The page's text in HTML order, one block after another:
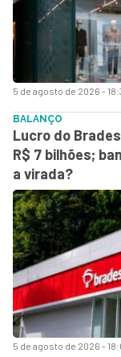
5 de agosto de 2026 -
5 de agosto de 2026 -
BALANÇO
Lucro do
R$ 7 bilhões;
a virada?